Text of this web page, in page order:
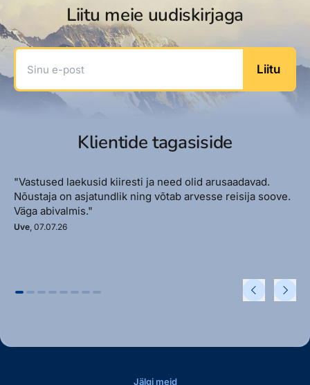
Liitu meie uudiskirjaga
Sinu e-post
Liitu
Klientide tagasiside
"Vastused laekusid kiiresti ja need olid arusaadavad.
Nõustaja on asjatundlik ning võtab arvesse reisija soove.
Väga abivalmis."
Uve, 07.07.26
Jälgi meid